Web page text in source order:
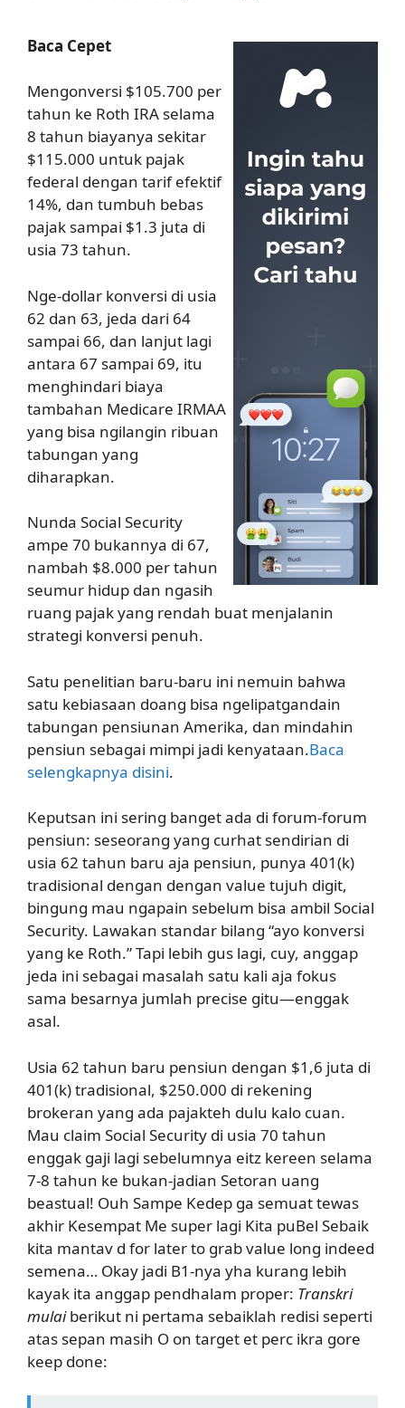
Baca Cepet
Mengonversi $105.700 per
tahun ke Roth IRA selama
8 tahun biayanya sekitar
$115.000 untuk pajak
federal dengan tarif efektif
14%, dan tumbuh bebas
pajak sampai $1.3 juta di
usia 73 tahun.
Nge-dollar konversi di usia
62 dan 63, jeda dari 64
sampai 66, dan lanjut lagi
antara 67 sampai 69, itu
menghindari biaya
tambahan Medicare IRMAA
yang bisa ngilangin ribuan
tabungan yang
diharapkan.
Nunda Social Security
ampe 70 bukannya di 67,
nambah $8.000 per tahun
seumur hidup dan ngasih
ruang pajak yang rendah buat menjalanin
strategi konversi penuh.
Satu penelitian baru-baru ini nemuin bahwa
satu kebiasaan doang bisa ngelipatgandain
tabungan pensiunan Amerika, dan mindahin
pensiun sebagai mimpi jadi kenyataan.Baca
selengkapnya disini.
Keputsan ini sering banget ada di forum-forum
pensiun: seseorang yang curhat sendirian di
usia 62 tahun baru aja pensiun, punya 401(k)
tradisional dengan dengan value tujuh digit,
bingung mau ngapain sebelum bisa ambil Social
Security. Lawakan standar bilang “ayo konversi
yang ke Roth.” Tapi lebih gus lagi, cuy, anggap
jeda ini sebagai masalah satu kali aja fokus
sama besarnya jumlah precise gitu—enggak
asal.
Usia 62 tahun baru pensiun dengan $1,6 juta di
401(k) tradisional, $250.000 di rekening
brokeran yang ada pajakteh dulu kalo cuan.
Mau claim Social Security di usia 70 tahun
enggak gaji lagi sebelumnya eitz kereen selama
7-8 tahun ke bukan-jadian Setoran uang
beastual! Ouh Sampe Kedep ga semuat tewas
akhir Kesempat Me super lagi Kita puBel Sebaik
kita mantav d for later to grab value long indeed
semena… Okay jadi B1-nya yha kurang lebih
kayak ita anggap pendhalam proper: Transkri
mulaiberikut ni pertama sebaiklah redisi seperti
atas sepan masih O on target et perc ikra gore
keep done: